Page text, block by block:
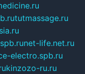
tutmassage.ru
net-life.net.ru
electro.spb.ru
kinzozo-ru.ru